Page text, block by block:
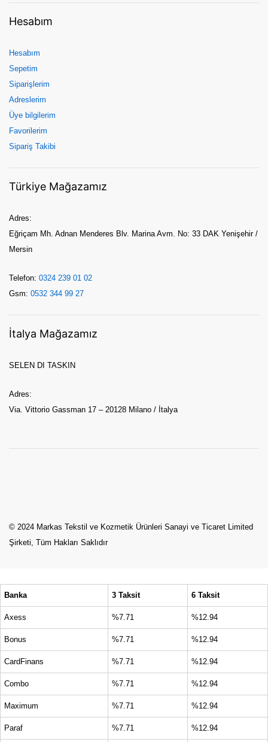
Hesabım
Hesabım
Sepetim
Siparişlerim
Adreslerim
Üye bilgilerim
Favorilerim
Sipariş Takibi
Türkiye Mağazamız
Adres:
Eğriçam Mh. Adnan Menderes Blv. Marina Avm. No: 33 DAK Yenişehir /
Mersin
Telefon: 0324 239 01 02
Gsm: 0532 344 99 27
İtalya Mağazamız
SELEN DI TASKIN
Adres:
Via. Vittorio Gassman 17 – 20128 Milano / İtalya
© 2024 Markas Tekstil ve Kozmetik Ürünleri Sanayi ve Ticaret Limited
Şirketi, Tüm Hakları Saklıdır
Banka 3 Taksit 6 Taksit
Axess %7.71 %12.94
Bonus %7.71 %12.94
CardFinans %7.71 %12.94
Combo %7.71 %12.94
Maximum %7.71 %12.94
Paraf %7.71 %12.94